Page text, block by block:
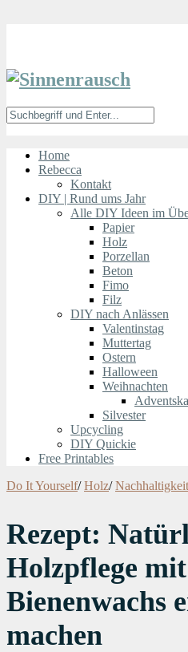
Home
Rebecca
Kontakt
DIY | Rund ums Jahr
Alle DIY Ideen im
Papier
Holz
Porzellan
Beton
Fimo
Filz
DIY nach Anlässen
Valentinstag
Muttertag
Ostern
Halloween
Weihnachten
Silvester
Upcycling
DIY Quickie
Free Printables
Do It Yourself/ Holz/ Nachhaltigkeit
Rezept:
Holzpflege
Bienenwachs
machen